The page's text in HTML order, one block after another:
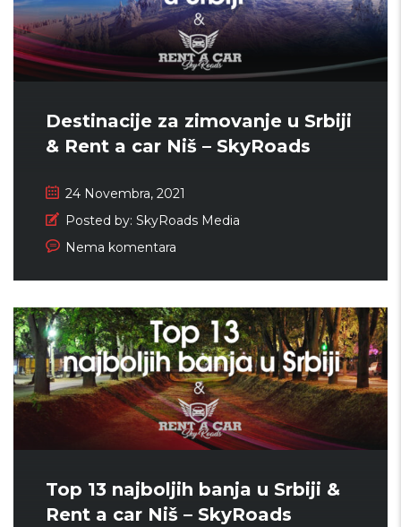
Destinacije za zimovanje u Srbiji
& Rent a car Niš – SkyRoads
24 Novembra, 2021
Posted by: SkyRoads Media
Nema komentara
Top 13 najboljih banja u Srbiji &
Rent a car Niš – SkyRoads